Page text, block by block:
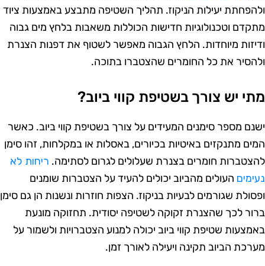
יעילות הניקוז. תהליך השטיפה מתבצע באמצעות ציוד
וטכנולוגיות חדישות הכוללות משאבות בלחץ מים גבוה
מיוחדות. הלחץ הגבוה מאפשר לשטוף את דפנות הצנרת
את כל החומרים שהצטברו בתוכה.
יש צורך בשטיפת קווי ביוב?
מספר סימנים המעידים על צורך בשטיפת קווי ביוב. כאשר
מתנקזים באיטיות בכיורים, באסלות או במקלחות, זהו סימן
חומרים בצנרת שעלולים לגרום לסתימה.ריחות לא
העולים מהביוב יכולים להעיד על הצטברות שומנים
שגורמים לבעיות בניקוז. הצפות חוזרות ונשנות הן גם סימן
לכך שהצנרת זקוקה לשטיפה יסודית. תחזוקה מונעת
שטיפת קווי ביוב יכולה למנוע הצטברויות ולשמור על
הביוב תקינה ויעילה לאורך זמן.